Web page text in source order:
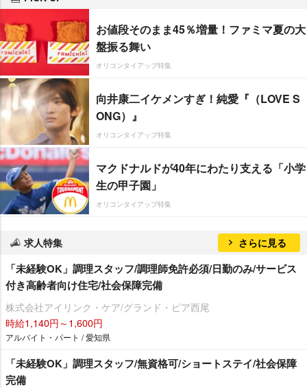
お値段そのまま45％増量！ファミマ夏の大
盤振る舞い
オリコンタイアップ特集
向井康二イケメンすぎ！純愛『（LOVE S
ONG）』
オリコンタイアップ特集
マクドナルドが40年にわたり支える「小学
生の甲子園」
オリコンタイアップ特集
求人特集 さらに見る
「未経験OK」調理スタッフ/調理師免許必須/日勤のみ/サービス
付き高齢者向け住宅/社会保障完備
株式会社アイリンク・ケア/グランド・ピア西尾
時給1,140円～1,600円
アルバイト・パート / 愛知県
「未経験OK」調理スタッフ/無資格可/ショートステイ/社会保障
完備